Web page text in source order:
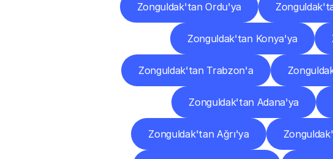
Zonguldak'tan Ordu'ya
Zonguldak'tan Konya'ya
Zonguldak'tan Trabzon'a
Zonguldak'tan Adana'ya
Zonguldak'tan Ağrı'ya